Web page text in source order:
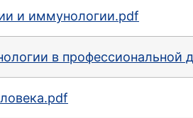
и иммунологии.pdf
в профессиональной